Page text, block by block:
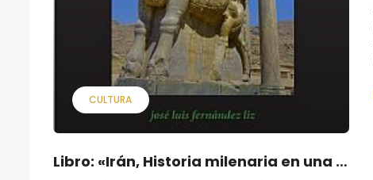
CULTURA
Libro: «Irán, Historia milenaria en una cultura fascinante» de José Luis Fernández Liz